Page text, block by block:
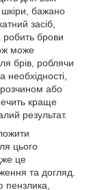
бажано
засіб,
робить брови
може
брів, роблячи
або
краще
результат.
цього
це
та догляд.
пензлика,